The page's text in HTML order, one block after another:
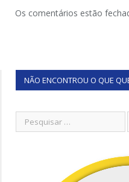
Os comentários estão
NÃO ENCONTROU O QUE